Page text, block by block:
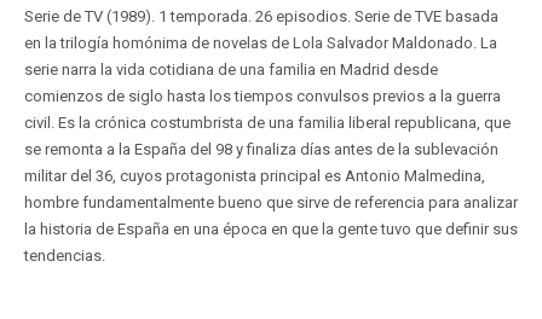
Serie de TV (1989). 1 temporada. 26 episodios. Serie de TVE basada
en la trilogía homónima de novelas de Lola Salvador Maldonado. La
serie narra la vida cotidiana de una familia en Madrid desde
comienzos de siglo hasta los tiempos convulsos previos a la guerra
civil. Es la crónica costumbrista de una familia liberal republicana, que
se remonta a la España del 98 y finaliza días antes de la sublevación
militar del 36, cuyos protagonista principal es Antonio Malmedina,
hombre fundamentalmente bueno que sirve de referencia para analizar
la historia de España en una época en que la gente tuvo que definir sus
tendencias.